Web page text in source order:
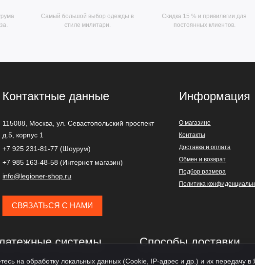
Самый большой выбор одежды в
стиле милитари.
Скидка 15 % и привилегии для
постоянных клиентов.
Контактные данные
115088, Москва ,ул. Севастопольский проспект
д.5, корпус 1
+7 925 231-81-77 (Шоурум)
+7 985 163-48-58 (Интернет магазин)
info@legioner-shop.ru
СВЯЗАТЬСЯ С НАМИ
Информация
О магазине
Контакты
Доставка и оплата
Обмен и возврат
Подбор размера
Политика
системы Способы доставки
на обработку локальных данных (Cookie, IP-адрес и др.) и их передачу в